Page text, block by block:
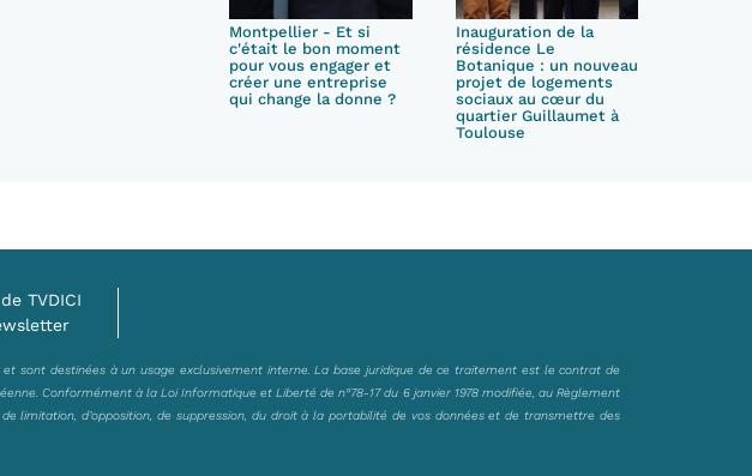
Montpellier - Et si
c'était le bon moment
pour vous engager et
créer une entreprise
qui change la donne ?
Inauguration de la
résidence Le
Botanique : un nouveau
projet de logements
sociaux au cœur du
quartier Guillaumet à
Toulouse
TVDICI
sont destinées à un usage exclusivement interne. La base juridique de ce traitement est le contrat de
Conformément à la Loi Informatique et Liberté de n°78-17 du 6 janvier 1978 modifiée, au Règlement
limitation, d’opposition, de suppression, du droit à la portabilité de vos données et de transmettre des